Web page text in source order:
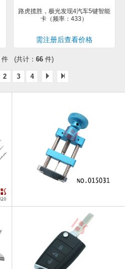
路虎揽胜，极光发现4汽车5键智能
卡（频率：433）
需注册后查看价格
件 (共计： 66 件)
2 3 4